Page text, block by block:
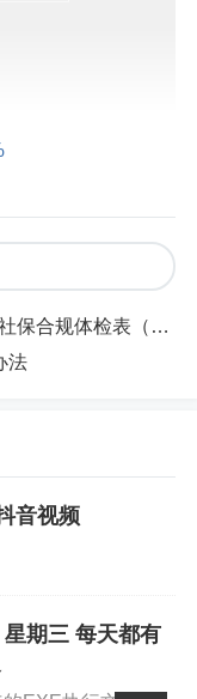
检表（2025 年版）
法
音视频
期三 每天都有